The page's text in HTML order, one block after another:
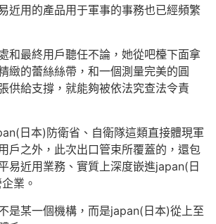
近用的產品用于軍事的事務也已經頻繁
和最終用戶聽任不論，她從吧檯下面拿
緻的蕾絲絲帶，和一個測量完美的圓
供給支撐，就能夠被依法究查法令責
日本)防衛省、自衛隊這類直接體現軍
戶之外，此次出口管束所覆蓋的，還包
易近用業務、實質上深度嵌進japan(日
業。
是某一個機構，而是japan(日本)從上至